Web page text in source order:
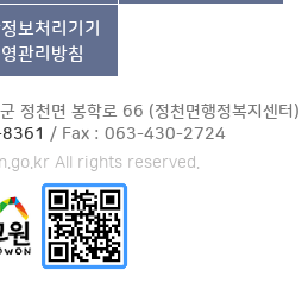
보처리기기
관리방침
정천면 봉학로 66 (정천면행정복지센터)
/ Fax : 063-430-2724
All rights reserved.